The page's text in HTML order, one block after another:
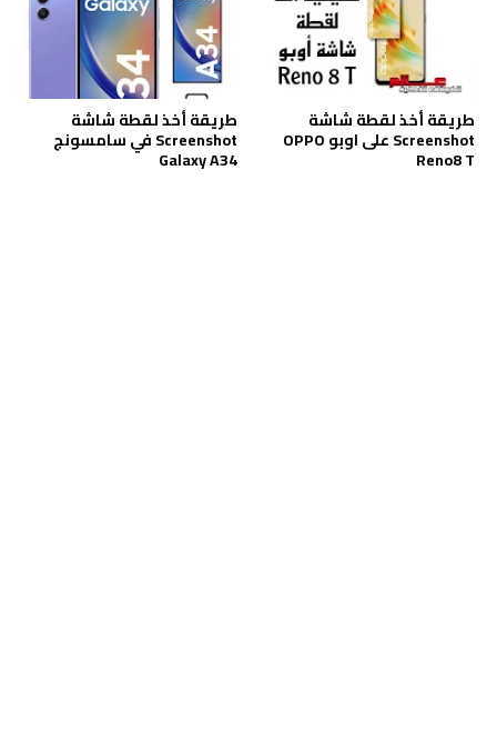
طريقة أخذ لقطة شاشة
Screenshot على اوبو OPPO
Reno8 T
طريقة أخذ لقطة شاشة
Screenshot في سامسونج
Galaxy A34